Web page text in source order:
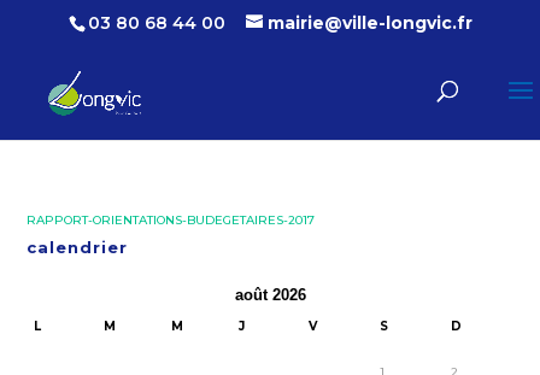
03 80 68 44 00 mairie@ville-longvic.fr
RAPPORT-ORIENTATIONS-BUDEGETAIRES-2017
calendrier
août 2026
L M M J V S D